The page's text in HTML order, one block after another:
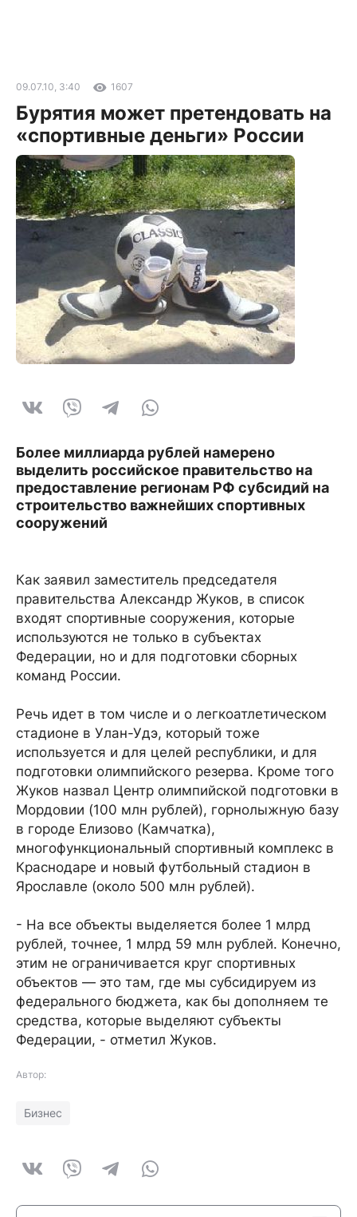
09.07.10, 3:40 1607
Бурятия может претендовать на
«спортивные деньги» России
Более миллиарда рублей намерено
выделить российское правительство на
предоставление регионам РФ субсидий на
строительство важнейших спортивных
сооружений
Как заявил заместитель председателя
правительства Александр Жуков, в список
входят спортивные сооружения, которые
используются не только в субъектах
Федерации, но и для подготовки сборных
команд России.
Речь идет в том числе и о легкоатлетическом
стадионе в Улан-Удэ, который тоже
используется и для целей республики, и для
подготовки олимпийского резерва. Кроме того
Жуков назвал Центр олимпийской подготовки в
Мордовии (100 млн рублей), горнолыжную базу
в городе Елизово (Камчатка),
многофункциональный спортивный комплекс в
Краснодаре и новый футбольный стадион в
Ярославле (около 500 млн рублей).
- На все объекты выделяется более 1 млрд
рублей, точнее, 1 млрд 59 млн рублей. Конечно,
этим не ограничивается круг спортивных
объектов — это там, где мы субсидируем из
федерального бюджета, как бы дополняем те
средства, которые выделяют субъекты
Федерации, - отметил Жуков.
Автор:
Бизнес